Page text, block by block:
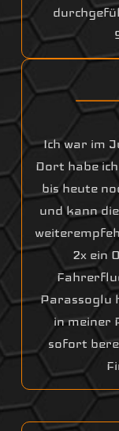
Ich war im
Dort habe
bis heute
und kann
2x ein
Parassoglu
in meiner
sofort